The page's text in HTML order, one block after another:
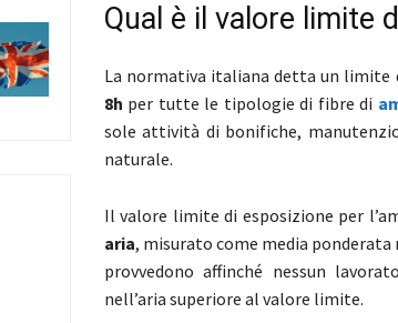
Qual è il valore limite
La normativa italiana detta un limite
8h per tutte le tipologie di fibre di
sole attività di bonifiche,
naturale.
Il valore limite di esposizione per
aria, misurato come media
provvedono affinché nessun
nell’aria superiore al valore limite.